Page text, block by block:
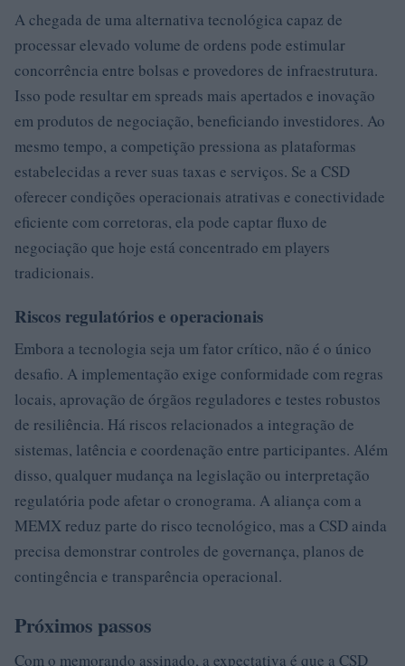
A chegada de uma alternativa tecnológica capaz de
processar elevado volume de ordens pode estimular
concorrência entre bolsas e provedores de infraestrutura.
Isso pode resultar em spreads mais apertados e inovação
em produtos de negociação, beneficiando investidores. Ao
mesmo tempo, a competição pressiona as plataformas
estabelecidas a rever suas taxas e serviços. Se a CSD
oferecer condições operacionais atrativas e conectividade
eficiente com corretoras, ela pode captar fluxo de
negociação que hoje está concentrado em players
tradicionais.
Riscos regulatórios e operacionais
Embora a tecnologia seja um fator crítico, não é o único
desafio. A implementação exige conformidade com regras
locais, aprovação de órgãos reguladores e testes robustos
de resiliência. Há riscos relacionados a integração de
sistemas, latência e coordenação entre participantes. Além
disso, qualquer mudança na legislação ou interpretação
regulatória pode afetar o cronograma. A aliança com a
MEMX reduz parte do risco tecnológico, mas a CSD ainda
precisa demonstrar controles de governança, planos de
contingência e transparência operacional.
Próximos passos
Com o memorando assinado, a expectativa é que a CSD